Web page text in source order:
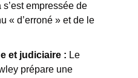
empressée de
« d’erroné » et de le
et judiciaire : Le
prépare une